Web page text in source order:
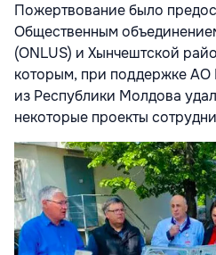
Пожертвование было
Общественным
(ONLUS) и Хынчештской
которым, при поддержке AO
из Республики Молдова
некоторые проекты